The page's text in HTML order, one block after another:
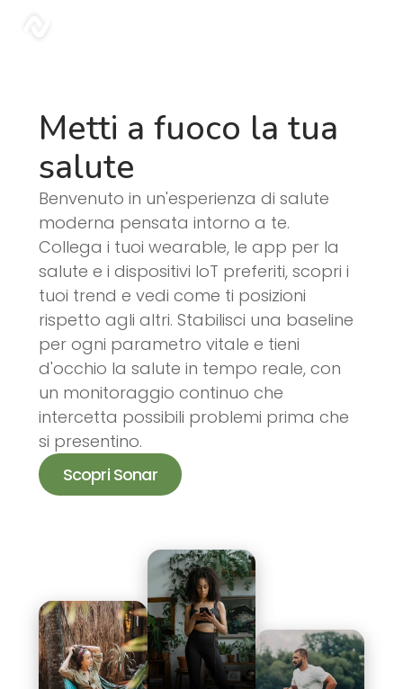
Metti a fuoco la tua
salute
Benvenuto in un'esperienza di salute
moderna pensata intorno a te.
Collega i tuoi wearable, le app per la
salute e i dispositivi IoT preferiti, scopri i
tuoi trend e vedi come ti posizioni
rispetto agli altri. Stabilisci una baseline
per ogni parametro vitale e tieni
d'occhio la salute in tempo reale, con
un monitoraggio continuo che
intercetta possibili problemi prima che
si presentino.
Scopri Sonar